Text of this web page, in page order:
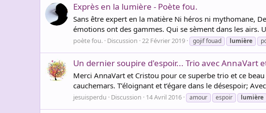
Exprès en la lumière - Poète fou.
Sans être expert en la matière Ni héros ni mythomane,
émotions ont des gammes. Qui se sèment dans les airs.
poète fou. Discussion 22 Février 2019 gojif fouad lumière
Un dernier soupire d'espoir... Trio avec AnnaVart
Merci AnnaVart et Cristou pour ce superbe trio et ce
cauchemars. T’éloignant et t’égare dans le désespoir;
jesuisperdu Discussion 14 Avril 2016 amour espoir lumière